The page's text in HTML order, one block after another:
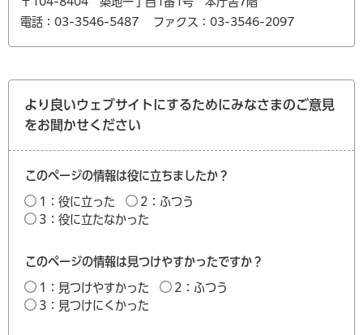
電話：03-3546-5487
ファクス：03-3546-2097
より良いウェブサイトにするためにみなさまのご意見
をお聞かせください
このページの情報は役に立ちましたか？
1：役に立った
2：ふつう
3：役に立たなかった
このページの情報は見つけやすかったですか？
1：見つけやすかった
2：ふつう
3：見つけにくかった